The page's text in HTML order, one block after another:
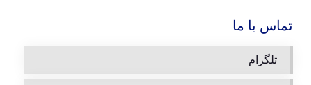
تماس با ما
تلگرام